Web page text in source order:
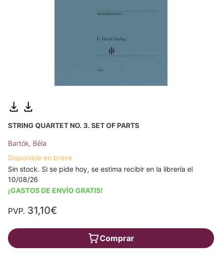
STRING QUARTET NO. 3. SET OF PARTS
Bartók, Béla
Disponible en breve
Sin stock. Si se pide hoy, se estima recibir en la librería el
10/08/26
¡GASTOS DE ENVÍO GRATIS!
PVP. 31,10€
Comprar